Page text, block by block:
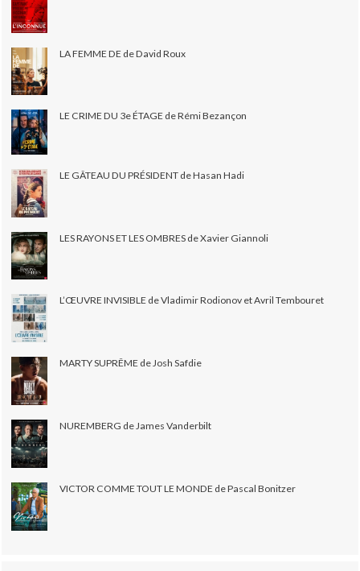
LA FEMME DE de David Roux
LE CRIME DU 3e ÉTAGE de Rémi Bezançon
LE GÂTEAU DU PRÉSIDENT de Hasan Hadi
LES RAYONS ET LES OMBRES de Xavier Giannoli
L’ŒUVRE INVISIBLE de Vladimir Rodionov et Avril Tembouret
MARTY SUPRÊME de Josh Safdie
NUREMBERG de James Vanderbilt
VICTOR COMME TOUT LE MONDE de Pascal Bonitzer